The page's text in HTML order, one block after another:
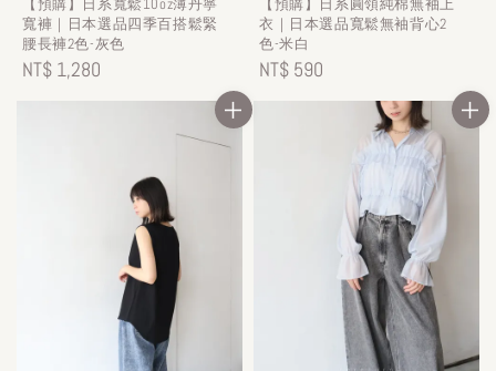
【預購】日系寬鬆10oz薄丹寧
寬褲｜日本選品四季百搭鬆緊
腰長褲2色-灰色
Regular
NT$ 1,280
【預購】日系圓領純棉無袖上
衣｜日本選品寬鬆無袖背心2
色-米白
Regular
NT$ 590